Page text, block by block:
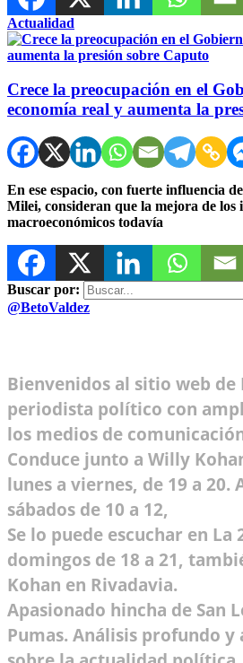
Actualidad
Crece la preocupación en el
economía real y aumenta la
En ese espacio, con fuerte influencia
Milei, consideran que la mejora de los
macroeconómicos todavía
Buscar por:
@BetoValdez
Bienvenidos al sitio web de
periodista político con
los medios de
Conduce junto a Willy
lunes a viernes, de 19 a 20.
sábados de 10 a 12,
Se lo puede escuchar en La
domingos de 18 a 21,
Kohan en Rivadavia.
Apasionado hincha de San
Pumas. Análisis profundo y